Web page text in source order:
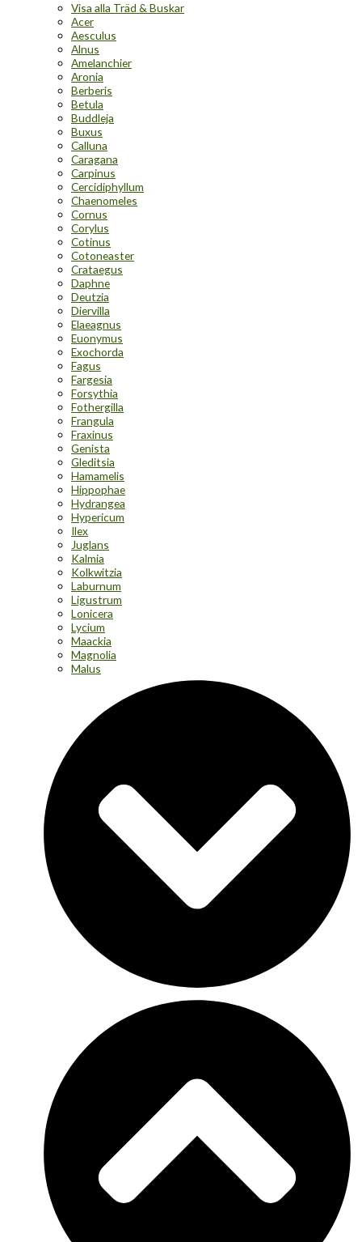
Visa alla Träd & Buskar
Acer
Aesculus
Alnus
Amelanchier
Aronia
Berberis
Betula
Buddleja
Buxus
Calluna
Caragana
Carpinus
Cercidiphyllum
Chaenomeles
Cornus
Corylus
Cotinus
Cotoneaster
Crataegus
Daphne
Deutzia
Diervilla
Elaeagnus
Euonymus
Exochorda
Fagus
Fargesia
Forsythia
Fothergilla
Frangula
Fraxinus
Genista
Gleditsia
Hamamelis
Hippophae
Hydrangea
Hypericum
Ilex
Juglans
Kalmia
Kolkwitzia
Laburnum
Ligustrum
Lonicera
Lycium
Maackia
Magnolia
Malus